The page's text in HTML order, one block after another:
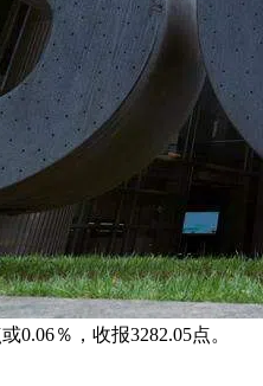
0.06％，收报3282.05点。